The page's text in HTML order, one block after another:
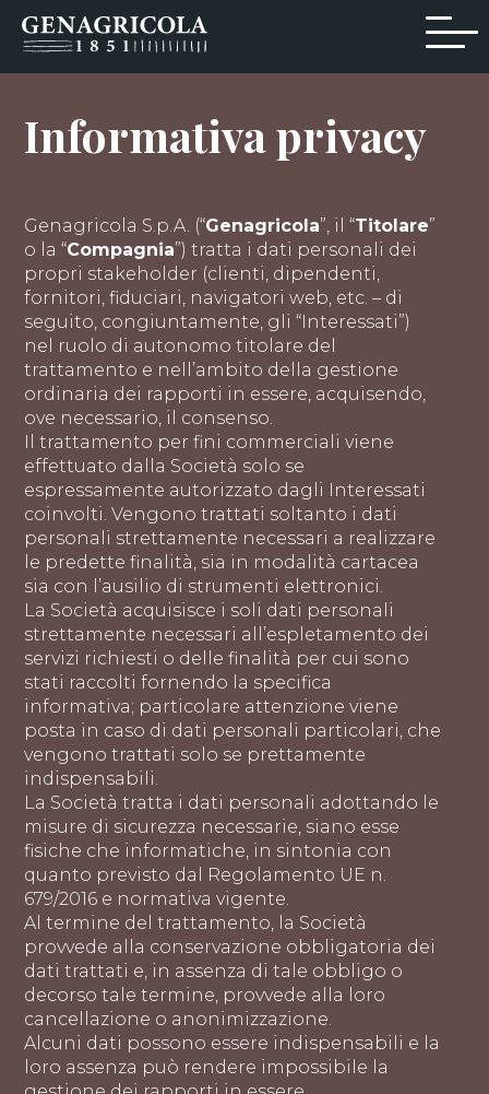
Informativa privacy
Genagricola S.p.A. (“Genagricola”, il “Titolare”
o la “Compagnia”) tratta i dati personali dei
propri stakeholder (clienti, dipendenti,
fornitori, fiduciari, navigatori web, etc. – di
seguito, congiuntamente, gli “Interessati”)
nel ruolo di autonomo titolare del
trattamento e nell’ambito della gestione
ordinaria dei rapporti in essere, acquisendo,
ove necessario, il consenso.
Il trattamento per fini commerciali viene
effettuato dalla Società solo se
espressamente autorizzato dagli Interessati
coinvolti. Vengono trattati soltanto i dati
personali strettamente necessari a realizzare
le predette finalità, sia in modalità cartacea
sia con l’ausilio di strumenti elettronici.
La Società acquisisce i soli dati personali
strettamente necessari all’espletamento dei
servizi richiesti o delle finalità per cui sono
stati raccolti fornendo la specifica
informativa; particolare attenzione viene
posta in caso di dati personali particolari, che
vengono trattati solo se prettamente
indispensabili.
La Società tratta i dati personali adottando le
misure di sicurezza necessarie, siano esse
fisiche che informatiche, in sintonia con
quanto previsto dal Regolamento UE n.
679/2016 e normativa vigente.
Al termine del trattamento, la Società
provvede alla conservazione obbligatoria dei
dati trattati e, in assenza di tale obbligo o
decorso tale termine, provvede alla loro
cancellazione o anonimizzazione.
Alcuni dati possono essere indispensabili e la
loro assenza può rendere impossibile la